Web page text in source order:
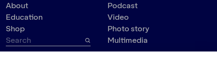
About
Education
Shop
Podcast
Video
Photo story
Multimedia